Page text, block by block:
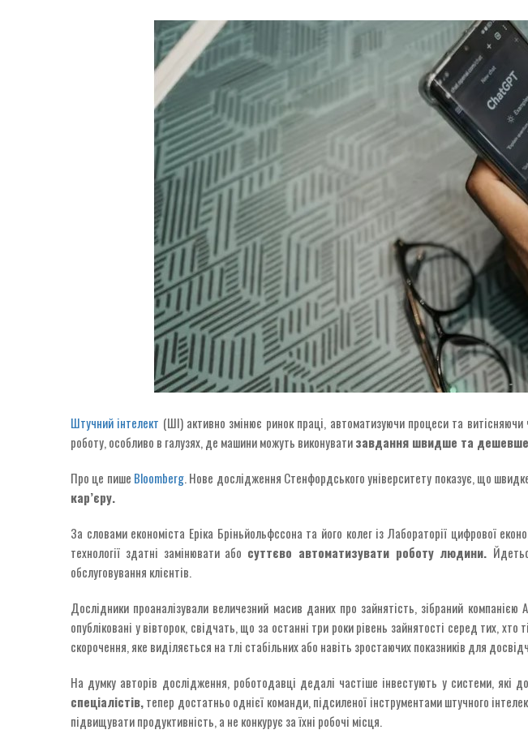
Штучний інтелект (ШІ) активно змінює ринок праці, автоматизуючи процеси та витісняючи
роботу, особливо в галузях, де машини можуть виконуватизавдання швидше та
Про це пише Bloomberg. Нове дослідження Стенфордського університету показує, що
кар’єру.
За словами економіста Еріка Бріньйольфссона та його колег із Лабораторії цифрової
технології здатні замінювати або суттєво автоматизувати роботу людини.
обслуговування клієнтів.
Дослідники проаналізували величезний масив даних про зайнятість, зібраний
опубліковані у вівторок, свідчать, що за останні три роки рівень зайнятості серед тих,
скорочення, яке виділяється на тлі стабільних або навіть зростаючих показників для
На думку авторів дослідження, роботодавці дедалі частіше інвестують у системи, які
спеціалістів,тепер достатньо однієї команди, підсиленої інструментами штучного
підвищувати продуктивність, а не конкурує за їхні робочі місця.